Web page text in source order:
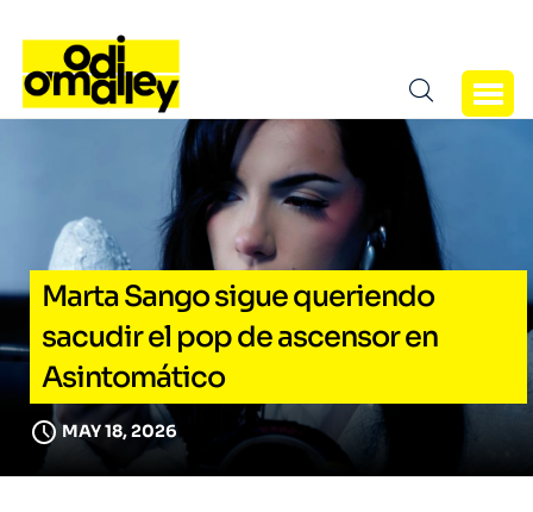
Marta Sango sigue queriendo
sacudir el pop de ascensor en
Asintomático
MAY 18, 2026